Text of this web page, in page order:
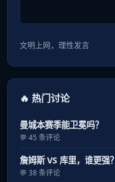
文明上网，理性发言
🔥 热门讨论
曼城本赛季能卫冕吗？
💬 45 条评论
詹姆斯 VS 库里，谁更强？
💬 38 条评论